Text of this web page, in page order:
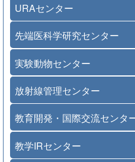
URAセンター
先端医科学研究センター
実験動物センター
放射線管理センター
教育開発・国際交流センタ
教学IRセンター